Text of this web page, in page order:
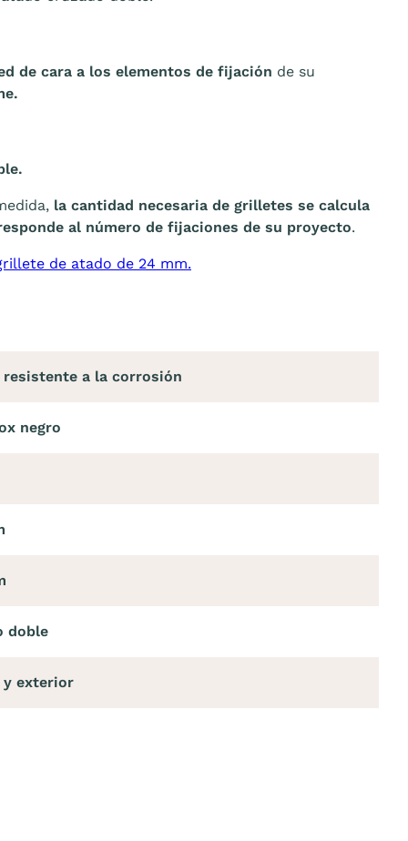
de cara a los elementos de fijación de su
la cantidad necesaria de grilletes se calcula
al número de fijaciones de su proyecto.
de atado de 24 mm.
resistente a la corrosión
negro
doble
exterior